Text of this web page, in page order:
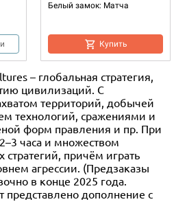
Белый замок: Матча
Купить
– глобальная стратегия,
цивилизаций. С
территорий, добычей
технологий, сражениями и
форм правления и пр. При
часа и множеством
стратегий, причём играть
агрессии. (Предзаказы
в конце 2025 года.
дополнение с